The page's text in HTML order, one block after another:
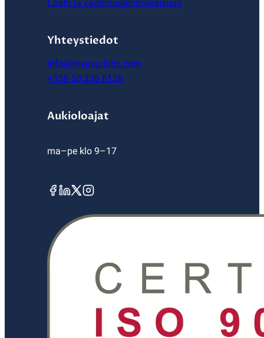
Laatu ja vaatimustenmukaisuus
Yhteystiedot
info@measurlabs.com
+358 50 336 6128
Aukioloajat
ma–pe klo 9–17